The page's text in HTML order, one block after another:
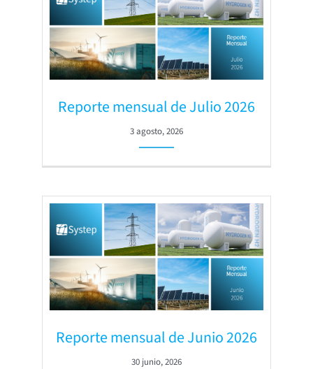
Reporte mensual de Julio 2026
3 agosto, 2026
Reporte mensual de Junio 2026
30 junio, 2026